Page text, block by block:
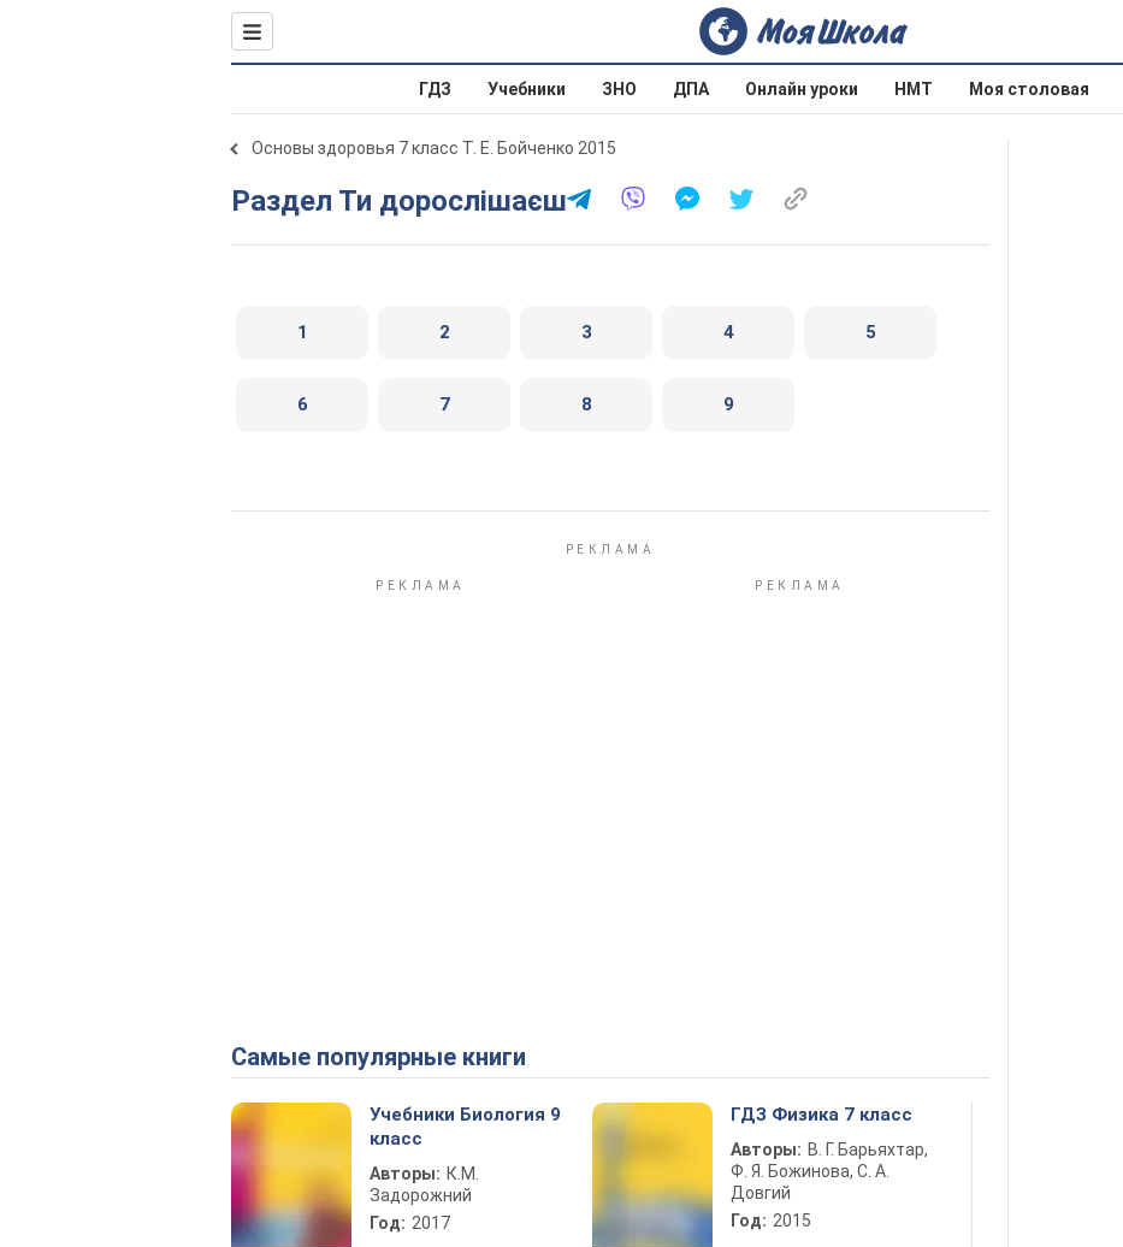
ГДЗ Учебники ЗНО ДПА Онлайн уроки НМТ Моя столовая
Основы здоровья 7 класс Т. Е. Бойченко 2015
Раздел Ти дорослішаєш
1 2 3 4 5
6 7 8 9
Самые популярные книги
Учебники Биология 9
класс
Авторы: К.М.
Задорожний
Год: 2017
ГДЗ Физика 7 класс
Авторы: В. Г. Барьяхтар,
Ф. Я. Божинова, С. А.
Довгий
Год: 2015